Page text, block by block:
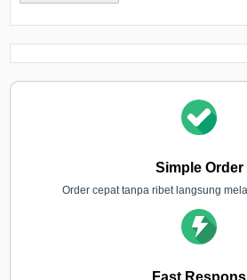
Simple Order
Order cepat tanpa ribet langsung
Fast Respons